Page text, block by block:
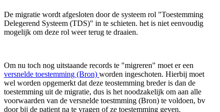
De migratie wordt afgesloten door de systeem rol "Toestemming
Delegerend Systeem (TDS)" in te schieten. het is niet eenvoudig
mogelijk om deze rol weer terug te draaien.
Om nu toch nog uitstaande records te "migreren" moet er een
versnelde toestemming (Bron) worden ingeschoten. Hierbij moet
wel worden opgemerkt dat deze teostemming breder is dan de
toestemming uit de migratie, dus is het noodzakelijk om aan alle
voorwaarden van de versnelde toestmming (Bron) te voldoen, bv
door bij de patient na te vragen of ze toestemming geven.